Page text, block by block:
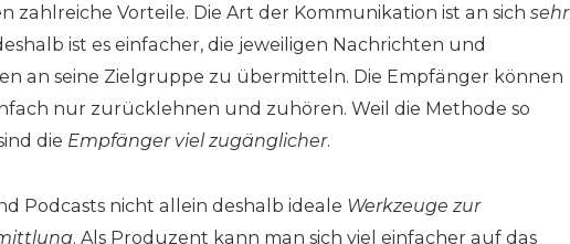
zahlreiche Vorteile. Die Art der Kommunikation ist an sich sehr
ist es einfacher, die jeweiligen Nachrichten und
an seine Zielgruppe zu übermitteln. Die Empfänger können
nur zurücklehnen und zuhören. Weil die Methode so
die Empfänger viel zugänglicher.
Podcasts nicht allein deshalb ideale Werkzeuge zur
. Als Produzent kann man sich viel einfacher auf das